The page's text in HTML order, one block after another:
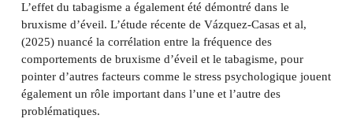
L’effet du tabagisme a également été démontré dans le
bruxisme d’éveil. L’étude récente de Vázquez-Casas et al,
(2025) nuancé la corrélation entre la fréquence des
comportements de bruxisme d’éveil et le tabagisme, pour
pointer d’autres facteurs comme le stress psychologique jouent
également un rôle important dans l’une et l’autre des
problématiques.